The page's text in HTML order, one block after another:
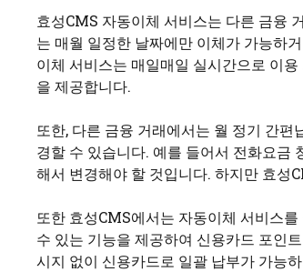
효성CMS 자동이체 서비스는 다른 금융
는 매월 일정한 날짜에만 이체가 가능하
이체 서비스는 매일매일 실시간으로 이
을 제공합니다.
또한, 다른 금융 거래에서는 월 정기 간
경할 수 있습니다. 예를 들어서 전화요금
해서 변경해야 할 것입니다. 하지만 효성
또한 효성CMS에서는 자동이체 서비스
수 있는 기능을 제공하여 신용카드 포인
시지 없이 신용카드로 일괄 납부가 가능